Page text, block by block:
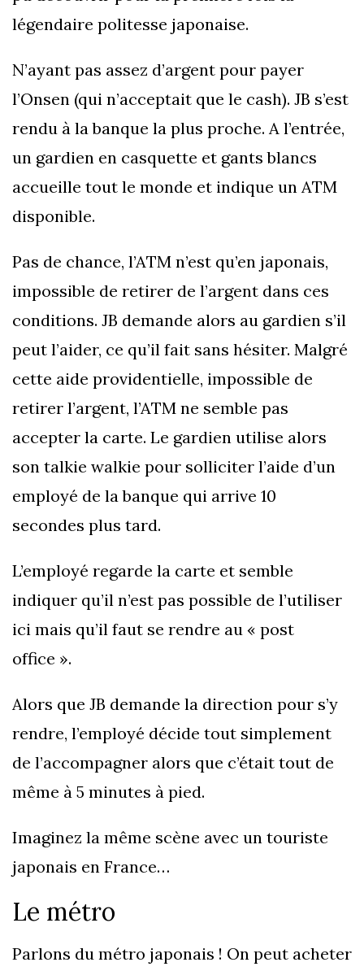
légendaire politesse japonaise.
N’ayant pas assez d’argent pour payer
l’Onsen (qui n’acceptait que le cash). JB s’est
rendu à la banque la plus proche. A l’entrée,
un gardien en casquette et gants blancs
accueille tout le monde et indique un ATM
disponible.
Pas de chance, l’ATM n’est qu’en japonais,
impossible de retirer de l’argent dans ces
conditions. JB demande alors au gardien s’il
peut l’aider, ce qu’il fait sans hésiter. Malgré
cette aide providentielle, impossible de
retirer l’argent, l’ATM ne semble pas
accepter la carte. Le gardien utilise alors
son talkie walkie pour solliciter l’aide d’un
employé de la banque qui arrive 10
secondes plus tard.
L’employé regarde la carte et semble
indiquer qu’il n’est pas possible de l’utiliser
ici mais qu’il faut se rendre au « post
office ».
Alors que JB demande la direction pour s’y
rendre, l’employé décide tout simplement
de l’accompagner alors que c’était tout de
même à 5 minutes à pied.
Imaginez la même scène avec un touriste
japonais en France…
Le métro
Parlons du métro japonais ! On peut acheter